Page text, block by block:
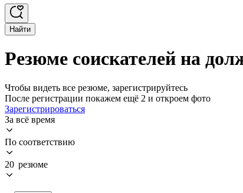
Найти
Резюме соискателей на
Чтобы видеть все резюме, зарегистрируйтесь
После регистрации покажем ещё 2 и откроем фото
Зарегистрироваться
За всё время
По соответствию
20 резюме